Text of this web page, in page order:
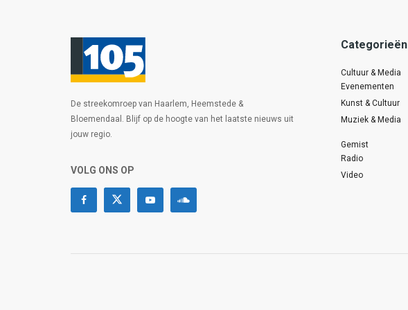
De streekomroep van Haarlem, Heemstede &
Bloemendaal. Blijf op de hoogte van het laatste nieuws uit
jouw regio.
VOLG ONS OP
Categorieën
Cultuur & Media
Evenementen
Kunst & Cultuur
Muziek & Media
Gemist
Radio
Video